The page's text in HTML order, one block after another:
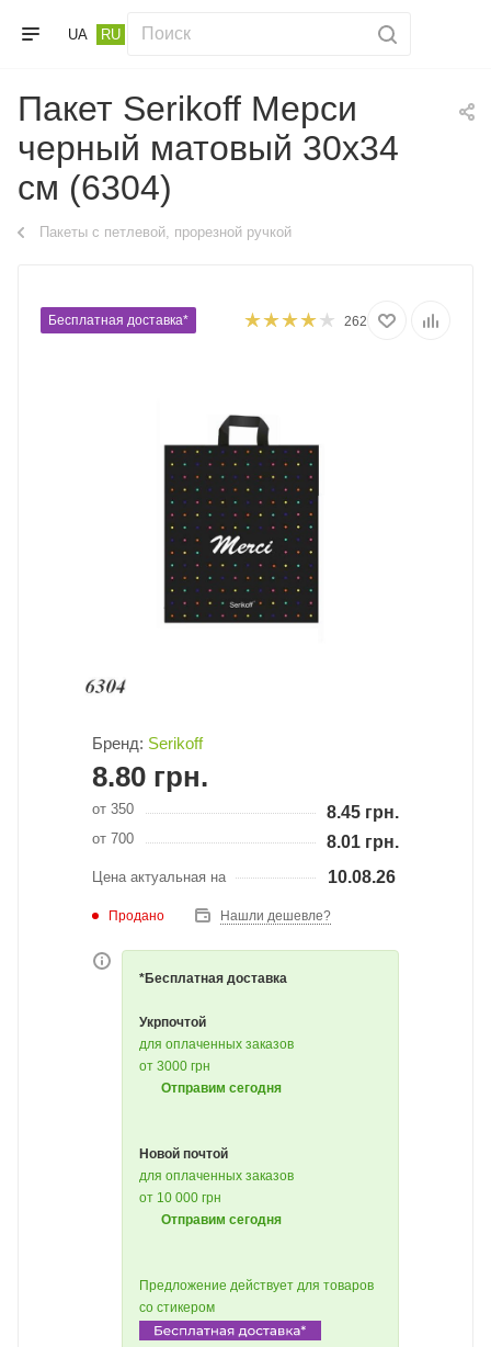
UA RU
Пакет Serikoff Мерси
черный матовый 30х34
см (6304)
Пакеты с петлевой, прорезной ручкой
Бесплатная доставка* 262
Бренд: Serikoff
8.80 грн.
от 350 8.45 грн.
от 700 8.01 грн.
Цена актуальная на 10.08.26
Продано Нашли дешевле?
*Бесплатная доставка
Укрпочтой
для оплаченных заказов
от 3000 грн
Отправим сегодня
Новой почтой
для оплаченных заказов
от 10 000 грн
Отправим сегодня
Предложение действует для товаров
со стикером